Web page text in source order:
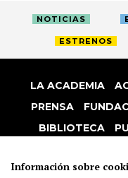
NOTICIAS
ESTRENOS
LA ACADEMIA
PRENSA
BIBLIOTECA
Información sobre